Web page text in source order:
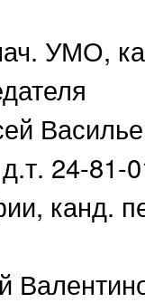
УМО,
24-
канд.